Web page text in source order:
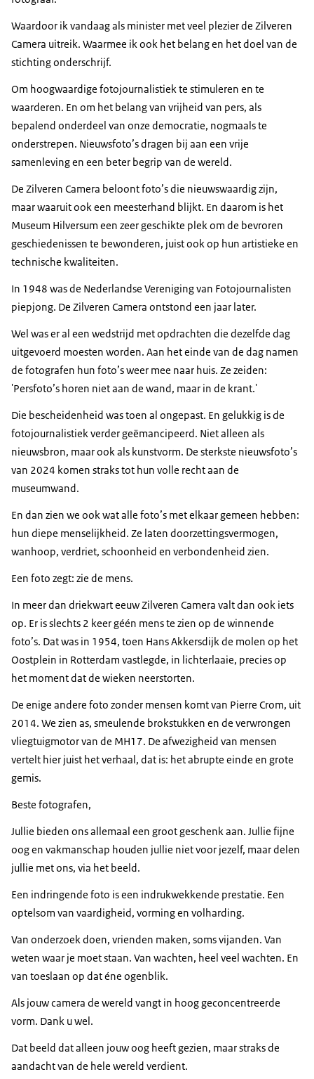
Waardoor ik vandaag als minister met veel plezier de Zilveren
Camera uitreik. Waarmee ik ook het belang en het doel van de
stichting onderschrijf.
Om hoogwaardige fotojournalistiek te stimuleren en te
waarderen. En om het belang van vrijheid van pers, als
bepalend onderdeel van onze democratie, nogmaals te
onderstrepen. Nieuwsfoto’s dragen bij aan een vrije
samenleving en een beter begrip van de wereld.
De Zilveren Camera beloont foto’s die nieuwswaardig zijn,
maar waaruit ook een meesterhand blijkt. En daarom is het
Museum Hilversum een zeer geschikte plek om de bevroren
geschiedenissen te bewonderen, juist ook op hun artistieke en
technische kwaliteiten.
In 1948 was de Nederlandse Vereniging van Fotojournalisten
piepjong. De Zilveren Camera ontstond een jaar later.
Wel was er al een wedstrijd met opdrachten die dezelfde dag
uitgevoerd moesten worden. Aan het einde van de dag namen
de fotografen hun foto’s weer mee naar huis. Ze zeiden:
'Persfoto’s horen niet aan de wand, maar in de krant.'
Die bescheidenheid was toen al ongepast. En gelukkig is de
fotojournalistiek verder geëmancipeerd. Niet alleen als
nieuwsbron, maar ook als kunstvorm. De sterkste nieuwsfoto’s
van 2024 komen straks tot hun volle recht aan de
museumwand.
En dan zien we ook wat alle foto’s met elkaar gemeen hebben:
hun diepe menselijkheid. Ze laten doorzettingsvermogen,
wanhoop, verdriet, schoonheid en verbondenheid zien.
Een foto zegt: zie de mens.
In meer dan driekwart eeuw Zilveren Camera valt dan ook iets
op. Er is slechts 2 keer géén mens te zien op de winnende
foto’s. Dat was in 1954, toen Hans Akkersdijk de molen op het
Oostplein in Rotterdam vastlegde, in lichterlaaie, precies op
het moment dat de wieken neerstorten.
De enige andere foto zonder mensen komt van Pierre Crom, uit
2014. We zien as, smeulende brokstukken en de verwrongen
vliegtuigmotor van de MH17. De afwezigheid van mensen
vertelt hier juist het verhaal, dat is: het abrupte einde en grote
gemis.
Beste fotografen,
Jullie bieden ons allemaal een groot geschenk aan. Jullie fijne
oog en vakmanschap houden jullie niet voor jezelf, maar delen
jullie met ons, via het beeld.
Een indringende foto is een indrukwekkende prestatie. Een
optelsom van vaardigheid, vorming en volharding.
Van onderzoek doen, vrienden maken, soms vijanden. Van
weten waar je moet staan. Van wachten, heel veel wachten. En
van toeslaan op dat éne ogenblik.
Als jouw camera de wereld vangt in hoog geconcentreerde
vorm. Dank u wel.
Dat beeld dat alleen jouw oog heeft gezien, maar straks de
aandacht van de hele wereld verdient.